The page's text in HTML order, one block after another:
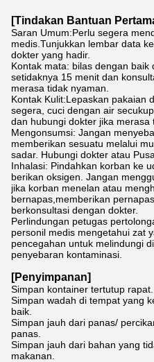
[Tindakan Bantuan
Saran Umum:Perlu segera
medis.Tunjukkan lembar data
dokter yang hadir.
Kontak mata: bilas dengan baik
setidaknya 15 menit dan
merasa tidak nyaman.
Kontak Kulit:Lepaskan pakaian
segera, cuci dengan air
dan hubungi dokter jika merasa
Mengonsumsi: Jangan
memberikan sesuatu melalui
sadar. Hubungi dokter atau
Inhalasi: Pindahkan korban ke
berikan oksigen. Jangan
jika korban menelan atau
bernapas,memberikan
berkonsultasi dengan dokter.
Perlindungan petugas
personil medis mengetahui zat
pencegahan untuk melindungi
penyebaran kontaminasi.
[Penyimpanan]
Simpan kontainer tertutup rapat.
Simpan wadah di tempat yang
baik.
Simpan jauh dari panas/
panas.
Simpan jauh dari bahan yang
makanan.